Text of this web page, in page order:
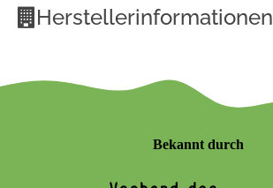
Herstellerinformationen
Bekannt durch